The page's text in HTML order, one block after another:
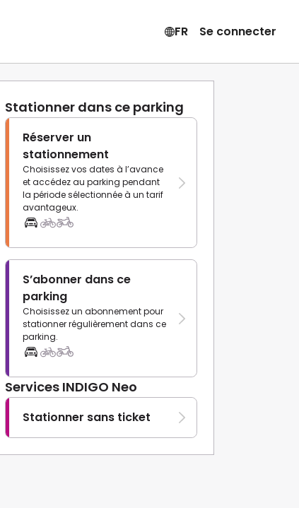
FR Se connecter
Stationner dans ce parking
Réserver un
stationnement
Choisissez vos dates à l’avance
et accédez au parking pendant
la période sélectionnée à un tarif
avantageux.
S’abonner dans ce
parking
Choisissez un abonnement pour
stationner régulièrement dans ce
parking.
Services INDIGO Neo
Stationner sans ticket